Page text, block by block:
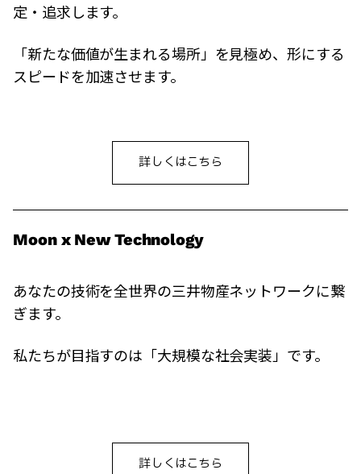
定・追求します。
「新たな価値が生まれる場所」を見極め、形にする
スピードを加速させます。
詳しくはこちら
Moon x New Technology
あなたの技術を全世界の三井物産ネットワークに繋
ぎます。
私たちが目指すのは「大規模な社会実装」です。
詳しくはこちら